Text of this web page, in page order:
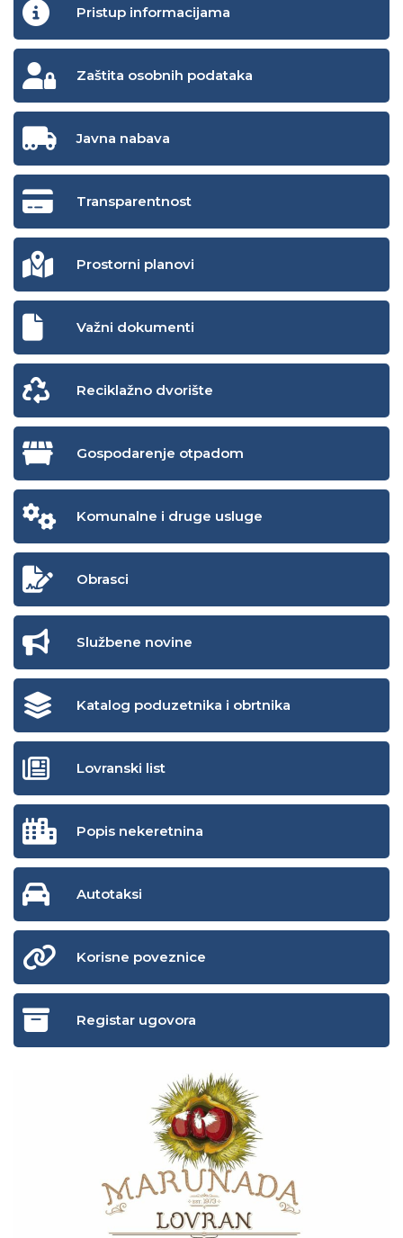
Pristup informacijama
Zaštita osobnih podataka
Javna nabava
Transparentnost
Prostorni planovi
Važni dokumenti
Reciklažno dvorište
Gospodarenje otpadom
Komunalne i druge usluge
Obrasci
Službene novine
Katalog poduzetnika i obrtnika
Lovranski list
Popis nekeretnina
Autotaksi
Korisne poveznice
Registar ugovora